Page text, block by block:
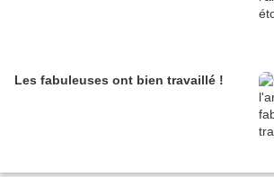
Les fabuleuses ont bien travaillé !